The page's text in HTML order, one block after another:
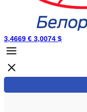
3,4669 € 3,0074 $